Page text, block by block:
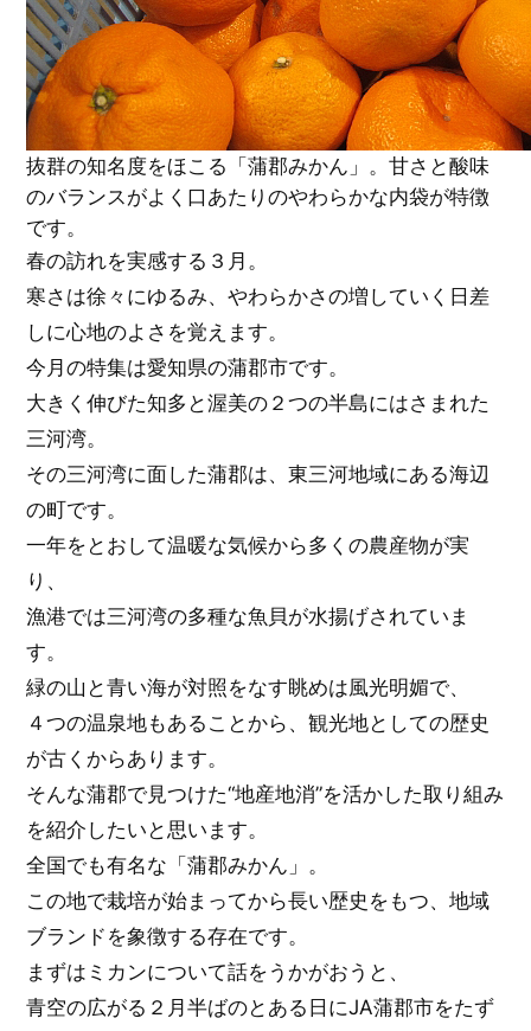
抜群の知名度をほこる「蒲郡みかん」。甘さと酸味
のバランスがよく口あたりのやわらかな内袋が特徴
です。
春の訪れを実感する３月。
寒さは徐々にゆるみ、やわらかさの増していく日差
しに心地のよさを覚えます。
今月の特集は愛知県の蒲郡市です。
大きく伸びた知多と渥美の２つの半島にはさまれた
三河湾。
その三河湾に面した蒲郡は、東三河地域にある海辺
の町です。
一年をとおして温暖な気候から多くの農産物が実
り、
漁港では三河湾の多種な魚貝が水揚げされていま
す。
緑の山と青い海が対照をなす眺めは風光明媚で、
４つの温泉地もあることから、観光地としての歴史
が古くからあります。
そんな蒲郡で見つけた“地産地消”を活かした取り組み
を紹介したいと思います。
全国でも有名な「蒲郡みかん」。
この地で栽培が始まってから長い歴史をもつ、地域
ブランドを象徴する存在です。
まずはミカンについて話をうかがおうと、
青空の広がる２月半ばのとある日にJA蒲郡市をたず